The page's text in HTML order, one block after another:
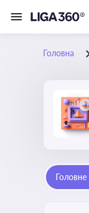
Головна